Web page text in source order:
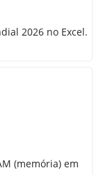
2026 no Excel.
(memória) em